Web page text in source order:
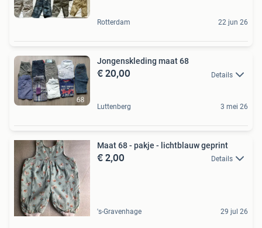
Rotterdam 22 jun 26
Jongenskleding maat 68
€ 20,00 Details
Luttenberg 3 mei 26
Maat 68 - pakje - lichtblauw geprint
€ 2,00 Details
's-Gravenhage 29 jul 26